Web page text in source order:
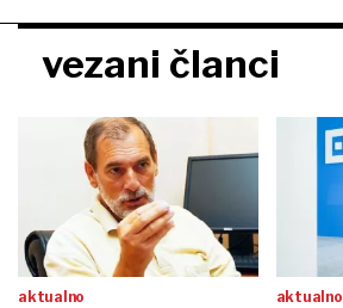
vezani članci
aktualno aktualno